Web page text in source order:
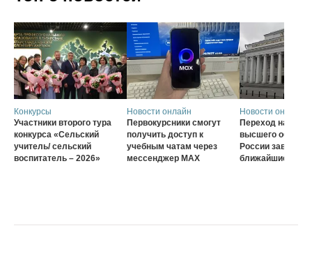
Конкурсы
Участники второго тура
конкурса «Сельский
учитель/ сельский
воспитатель – 2026»
Новости онлайн
Первокурсники смогут
получить доступ к
учебным чатам через
мессенджер MAX
Новости онлайн
Переход на
высшего
России
ближайшие три